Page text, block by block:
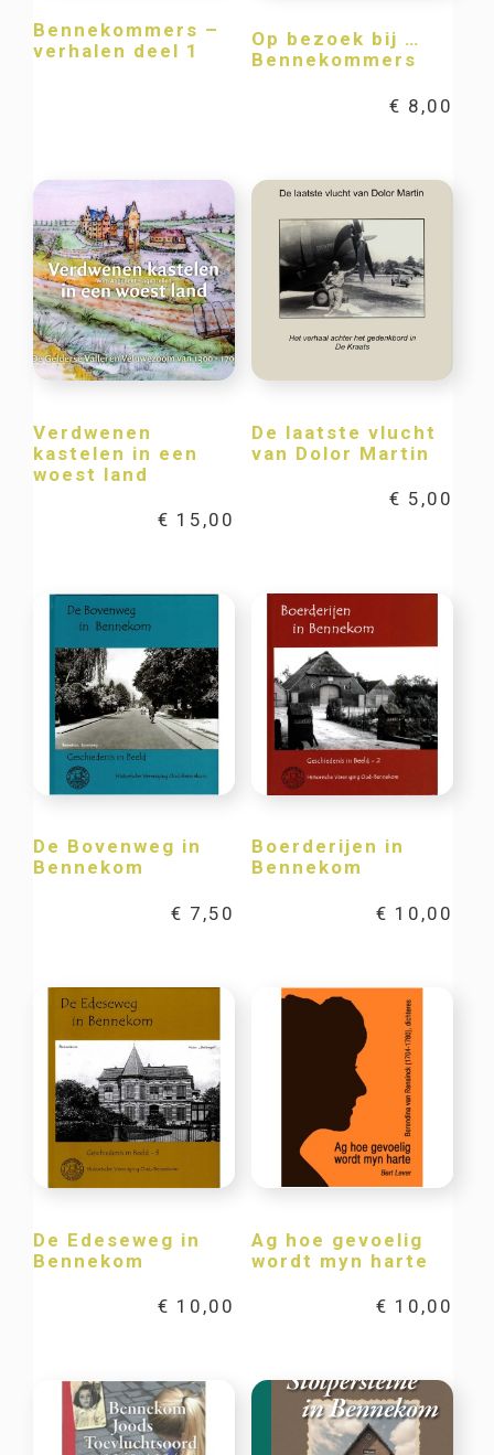
Bennekommers –
verhalen deel 1
Op bezoek bij …
Bennekommers
€ 8,00
Verdwenen
kastelen in een
woest land
€ 15,00
De laatste vlucht
van Dolor Martin
€ 5,00
De Bovenweg in
Bennekom
€ 7,50
Boerderijen in
Bennekom
€ 10,00
De Edeseweg in
Bennekom
€ 10,00
Ag hoe gevoelig
wordt myn harte
€ 10,00